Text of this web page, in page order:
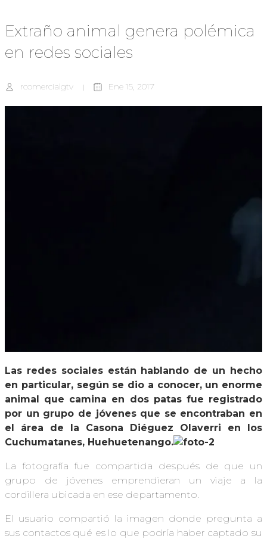
Extraño animal genera polémica
en redes sociales
rcomercialgtv Ene 15, 2017
Las redes sociales están hablando de un hecho
en particular, según se dio a conocer, un enorme
animal que camina en dos patas fue registrado
por un grupo de jóvenes que se encontraban en
el área de la Casona Diéguez Olaverri en los
Cuchumatanes, Huehuetenango.
La fotografía fue compartida después de que un
grupo de jóvenes emprendieran un viaje a la
cordillera ubicada en ese departamento.
El usuario compartió la imagen donde pregunta a
sus contactos qué es lo que podría haber captado su